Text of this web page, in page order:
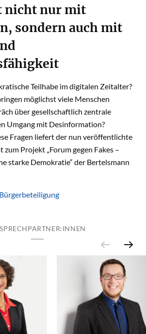
nicht nur mit
sondern auch mit
Teilhabe im digitalen Zeitalter?
möglichst viele Menschen
über gesellschaftlich zentrale
Umgang mit Desinformation?
Fragen liefert der nun veröffentlichte
Projekt „Forum gegen Fakes –
starke Demokratie“ der Bertelsmann